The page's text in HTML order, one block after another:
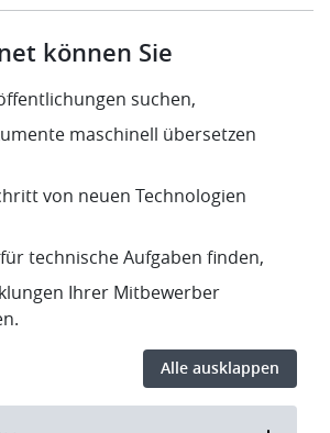
können Sie
suchen,
maschinell übersetzen
von neuen Technologien
technische Aufgaben finden,
Ihrer Mitbewerber
Alle ausklappen